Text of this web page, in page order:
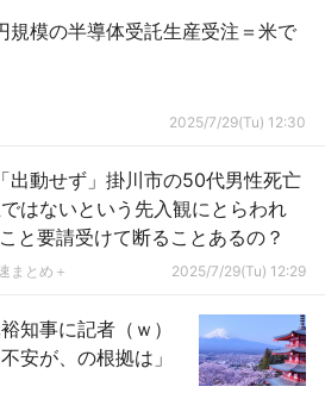
規模の半導体受託生産受注＝米で
2025/7/29(Tu) 12:30
出動せず」掛川市の50代男性死亡
はないという先入観にとらわれ
どういうこと要請受けて断ることあるの？
まとめ＋ 2025/7/29(Tu) 12:29
知事に記者（ｗ）
安が、の根拠は」